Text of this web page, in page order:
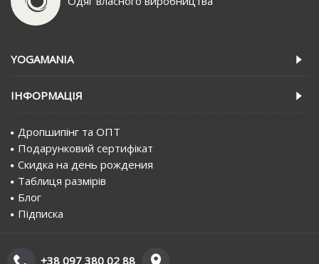
YOGAMANIA
IНФОРМАЦIЯ
Дропшипінг та ОПТ
Подарунковий сертифiкат
Скидка на день рождения
Таблиця размірів
Блог
Пiдписка
+38 097 380 02 88